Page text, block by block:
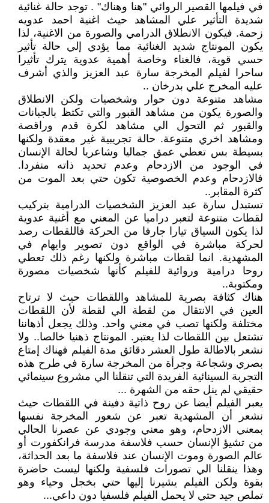
في فيلمها القصير الروائي "هنا وهناك" . توجد حالة غنائية
شديدة التأثير علي المشاهد حيث اغنية احمد عدويه
زحمة. فيكون الانطلاق الدرامي والصورة من الاغنية، لذا
يكون المونتاج شديد الغنائية مما يؤدي إلي حالة تأثير
حسي قوية، فالغناء وخاصة أهمية عدوية يترك تأثيرا
ساحرا لفيلم المخرجة سارة عبد العزيز والذي أشرف
عليه المخرج علي بدرخان ..
مشاهد متنوعة دون حوار وشخصيات ولكن الانطلاق
والصورة يكون من مشاهد القبور والتي تكتظ بالجبانات
والقبور ثم التحول الي مشاهد لكرة قدم وراقصة
ومشاهد اخري متنوعة. حالة تجريبية غير معقدة ولكنها
بسيطة بس تعطي عمق جماليا وشاعريا لحالة الإنسان
في الوجود من الازدحام وعدم تحديد ذاته منفردا.
فالازدحام وعدم الخصوصية تكون حتي بعد الموت من
كثرة المقابر..
تستبدل سارة عبد العزيز الشخصيات الدرامية بتركيب
لقطات متنوعة لتعبر دراميا عن المعني مع أغنية عدوية
لذا يكون السياق تيارا جارفا من الحركة فاللقطات رصد
لحركة مباشرة في الواقع دون تصوير وايهام في
المشهدية. انما لقطات مباشرة ولكنها رغم ذلك تعطي
روحا درامية وروائية للفيلم كأنها شخصيات مصورة
ومكتوبة..
هناك كثافة بصرية للمشاهد واللقطات حيث لا ترتاح
العين في الانتقال من لقطة الي لقطة لأن اللقطات
مختلفة ولكنها تصب في معني واحد. وذلك يجعل أذهاننا
تشتعل بين اللقطات لذا يعتبر. المونتاج ذهنيا خالصا.. ولا
نشعر بالاطالة طول العشر دقائق مدة الفيلم فهناك إمتاع
بصري وشجاعة وجرأة من المخرجة سارة في طرح هذه
التجربة السينائية الفريدة التي تنقلنا الي مشروع سينمائي
حقيقي لم ينل حقه من الشهرة ...
يعبر الفيلم أيضا عن روح ذاتية دفينة في اللقطات حيث
نشعر أن المشهدية تعبر عن شعور المخرجة نفسها
بمعني الازدحام، وهو معني وجودي عن عصرنا الحالي
من تشيؤ الإنسان حسب فلاسفة مدرسة فرانكفورت أو
عالم الصورة وموت الإنسان عند فلاسفة ما بعد الحداثة،
وهذا ينقلنا الي تصورات فلسفية ولكنها ليست حاضرة
بقوة ولكن الفيلم يشيرنا إليها حتي بخجل وحياء وهو
تملص جيد حتي لا يحمل الفيلم فلسفيا دون داعي...